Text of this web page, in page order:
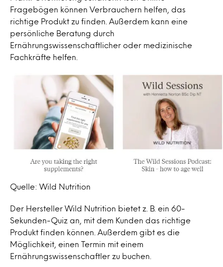
Fragebögen können Verbrauchern helfen, das
richtige Produkt zu finden. Außerdem kann eine
persönliche Beratung durch
Ernährungswissenschaftlicher oder medizinische
Fachkräfte helfen.
Quelle: Wild Nutrition
Der Hersteller Wild Nutrition bietet z. B. ein 60-
Sekunden-Quiz an, mit dem Kunden das richtige
Produkt finden können. Außerdem gibt es die
Möglichkeit, einen Termin mit einem
Ernährungswissenschaftler zu buchen.